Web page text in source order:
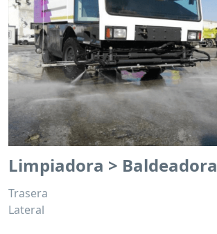
Limpiadora > Baldeadora
Trasera
Lateral